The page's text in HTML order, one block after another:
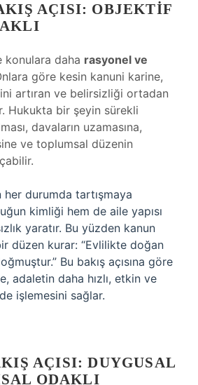
AÇISI: OBJEKTIF
konulara daha rasyonel ve
göre kesin kanuni karine,
artıran ve belirsizliği ortadan
Hukukta bir şeyin sürekli
davaların uzamasına,
ve toplumsal düzenin
her durumda tartışmaya
kimliği hem de aile yapısı
yaratır. Bu yüzden kanun
düzen kurar: “Evlilikte doğan
Bu bakış açısına göre
adaletin daha hızlı, etkin ve
işlemesini sağlar.
AÇISI: DUYGUSAL
ODAKLI